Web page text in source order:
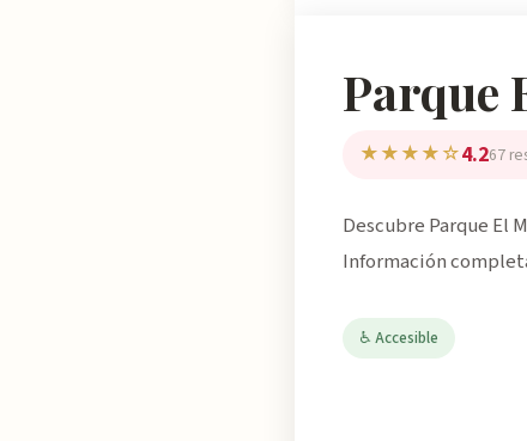
Parque
★★★★☆4.267
Descubre Parque El
Información
♿ Accesible